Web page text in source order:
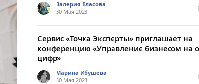
Валерия Власова
30 Мая 2023
Сервис «Точка Эксперты» приглашает на
конференцию «Управление бизнесом на
цифр»
Марина Ибушева
30 Мая 2023